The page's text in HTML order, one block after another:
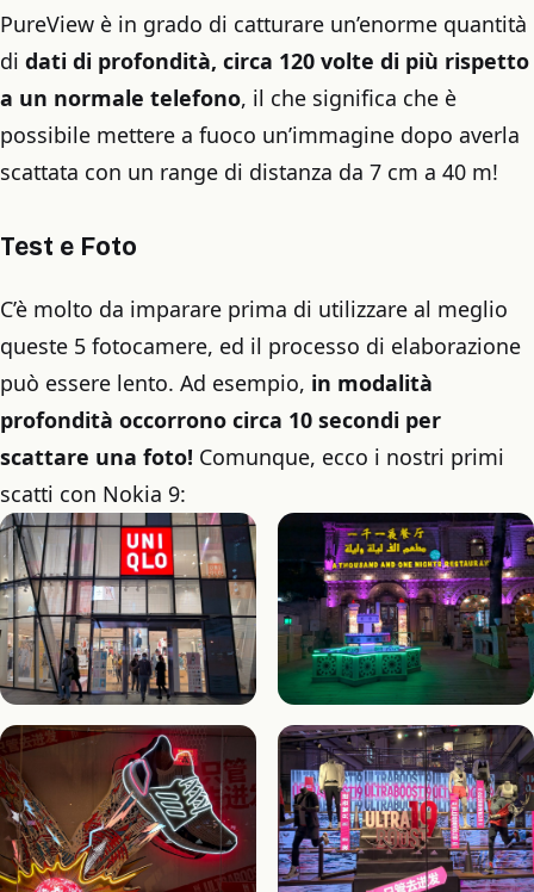
PureView è in grado di catturare un’enorme quantità
di dati di profondità, circa 120 volte di più rispetto
a un normale telefono, il che significa che è
possibile mettere a fuoco un’immagine dopo averla
scattata con un range di distanza da 7 cm a 40 m!
Test e Foto
C’è molto da imparare prima di utilizzare al meglio
queste 5 fotocamere, ed il processo di elaborazione
può essere lento. Ad esempio, in modalità
profondità occorrono circa 10 secondi per
scattare una foto! Comunque, ecco i nostri primi
scatti con Nokia 9: